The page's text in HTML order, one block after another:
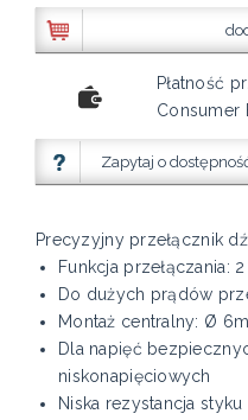
Płatność
Consumer
Zapytaj o
Precyzyjny przełącznik
Funkcja przełączania:
Do dużych prądów
Montaż centralny: Ø
Dla napięć
niskonapięciowych
Niska rezystancja